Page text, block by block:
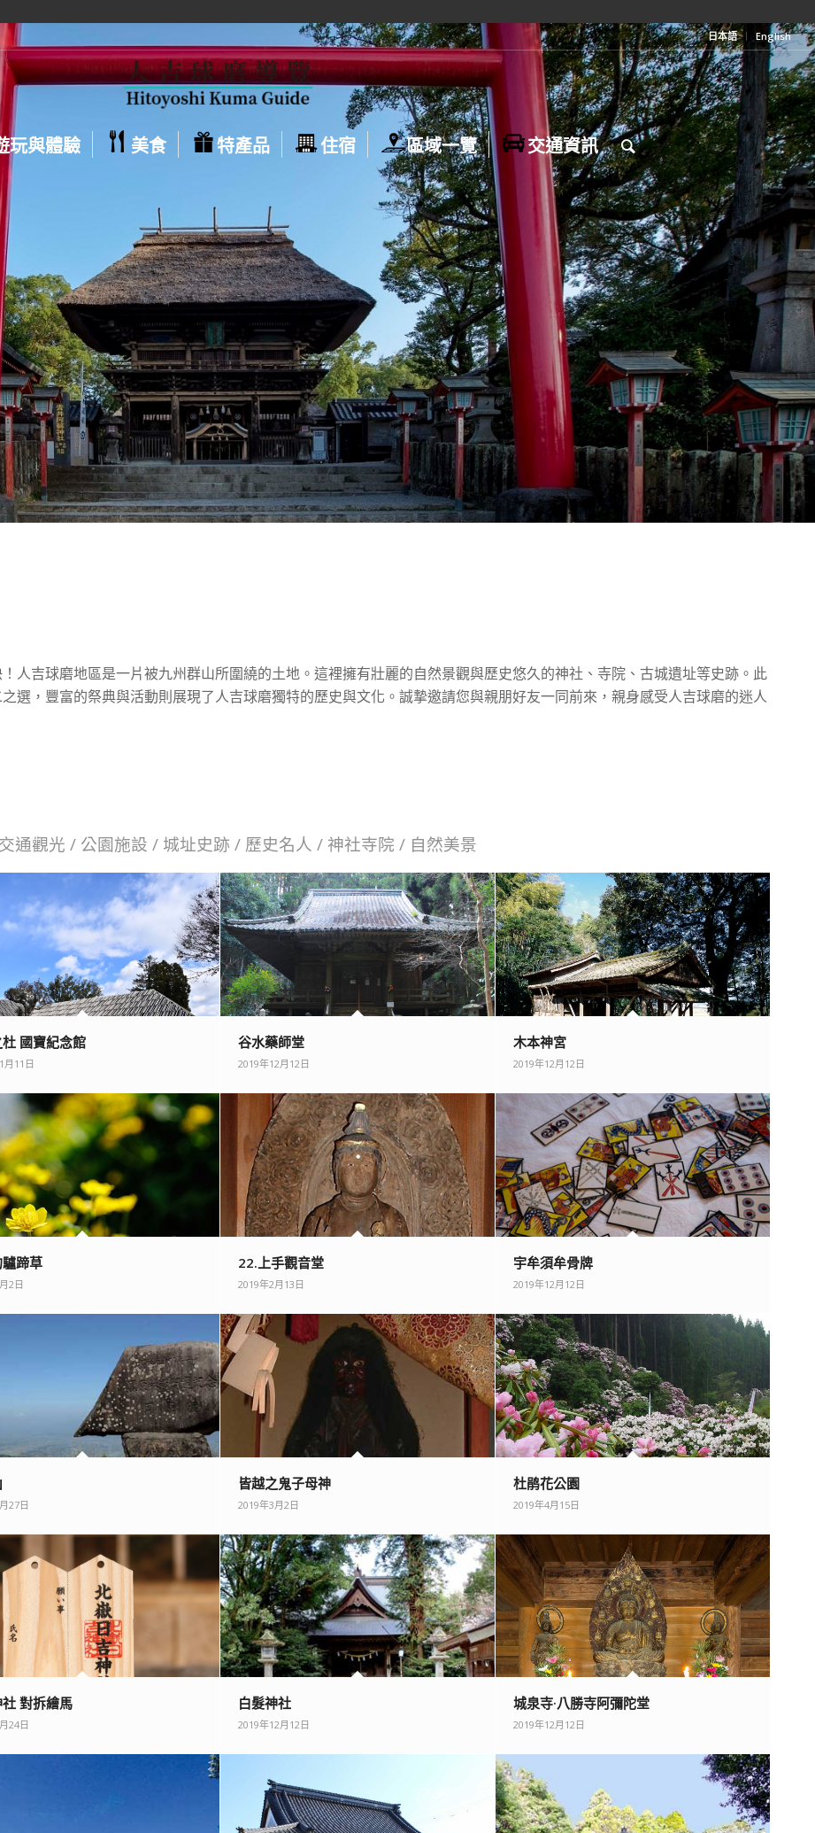
日本語 English
玩與體驗 美食 特產品 住宿 區域一覽 交通資訊
人吉球磨地區是一片被九州群山所圍繞的土地。這裡擁有壯麗的自然景觀與歷史悠久的神社、寺院、古城遺址等史跡。此
選，豐富的祭典與活動則展現了人吉球磨獨特的歷史與文化。誠摯邀請您與親朋好友一同前來，親身感受人吉球磨的迷人
交通觀光 / 公園施設 / 城址史跡 / 歷史名人 / 神社寺院 / 自然美景
國寶紀念館
月11日
谷水藥師堂
2019年12月12日
木本神宮
2019年12月12日
蹄草
2日
22.上手觀音堂
2019年2月13日
宇牟須牟骨牌
2019年12月12日
27日
皆越之鬼子母神
2019年3月2日
杜鹃花公園
2019年4月15日
對拆繪馬
24日
白髮神社
2019年12月12日
城泉寺·八勝寺阿彌陀堂
2019年12月12日